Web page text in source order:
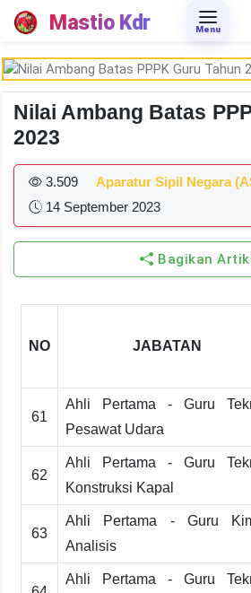
Mastio Kdr Menu
Nilai Ambang Batas
2023
3.509
Aparatur Sipil Negara
14 September 2023
Bagikan
NO JABATAN
61
Ahli Pertama - Guru
Pesawat Udara
62
Ahli Pertama - Guru
Konstruksi Kapal
63
Ahli Pertama - Guru
Analisis
Ahli Pertama - Guru